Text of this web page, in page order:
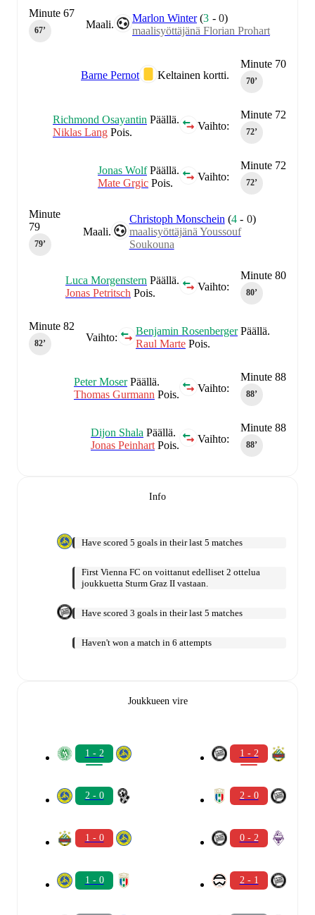
Maali.
Marlon Winter (3 -0)
maalisyöttäjänä Florian Prohart
Minute 67
67‎’‎
Minute 70
70‎’‎
Keltainen kortti.
Barne Pernot
Minute 72
72‎’‎
Vaihto:
Richmond Osayantin Päällä.
Niklas Lang Pois.
Minute 72
72‎’‎
Vaihto:
Jonas WolfPäällä.
Mate Grgic Pois.
Maali.
Christoph Monschein (4 - 0)
maalisyöttäjänä Youssouf
Soukouna
Minute
79
79‎’‎
Minute 80
80‎’‎
Vaihto:
Luca Morgenstern Päällä.
Jonas Petritsch Pois.
Vaihto:
Benjamin RosenbergerPäällä.
Raul Marte Pois.
Minute 82
82‎’‎
Minute 88
88‎’‎
Vaihto:
Peter MoserPäällä.
Thomas Gurmann Pois.
Minute 88
88‎’‎
Vaihto:
Dijon Shala Päällä.
Jonas Peinhart Pois.
Info
Have scored 5 goals in their last 5 matches
First Vienna FC on voittanut edelliset 2 ottelua
joukkuetta Sturm Graz II vastaan.
Have scored 3 goals in their last 5 matches
Haven't won a match in 6 attempts
Joukkueen vire
1 - 2
2 - 0
1 - 0
1 - 0
1 - 2
2 - 0
0 - 2
2 - 1